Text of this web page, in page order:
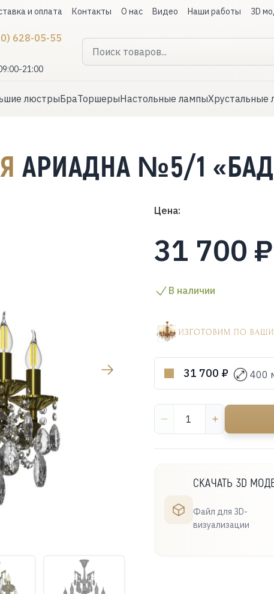
и оплата Контакты О нас Видео Наши работы 3D
628-05-55
21:00
люстрыБраТоршерыНастольные лампыХрустальные
АРИАДНА №5/1
Цена:
31 700 ₽
В наличии
31 700 ₽ 400
СКАЧАТЬ 3D
Файл для 3D-
визуализации